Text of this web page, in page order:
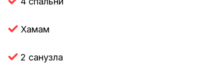
Хамам
2 санузла